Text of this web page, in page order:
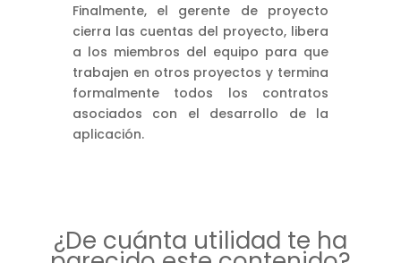
Finalmente, el gerente de proyecto
cierra las cuentas del proyecto, libera
a los miembros del equipo para que
trabajen en otros proyectos y termina
formalmente todos los contratos
asociados con el desarrollo de la
aplicación.
¿De cuánta utilidad te ha